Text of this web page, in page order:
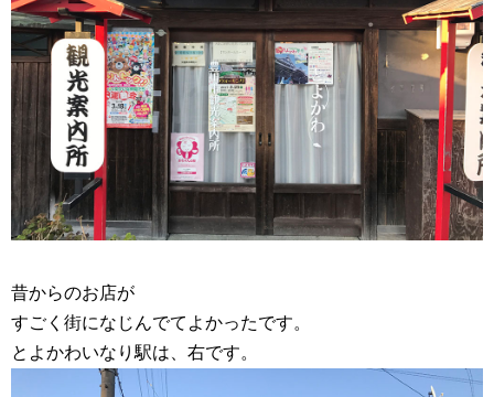
昔からのお店が
すごく街になじんでてよかったです。
とよかわいなり駅は、右です。